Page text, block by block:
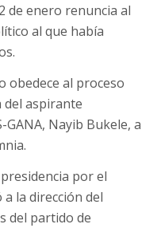
de enero renuncia al
al que había
obedece al proceso
del aspirante
GANA, Nayib Bukele, a
por el
la dirección del
del partido de